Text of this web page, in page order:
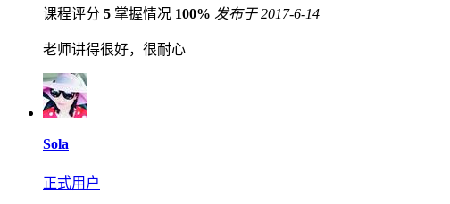
课程评分 5 掌握情况 100% 发布于 2017-6-14
老师讲得很好，很耐心
Sola
正式用户